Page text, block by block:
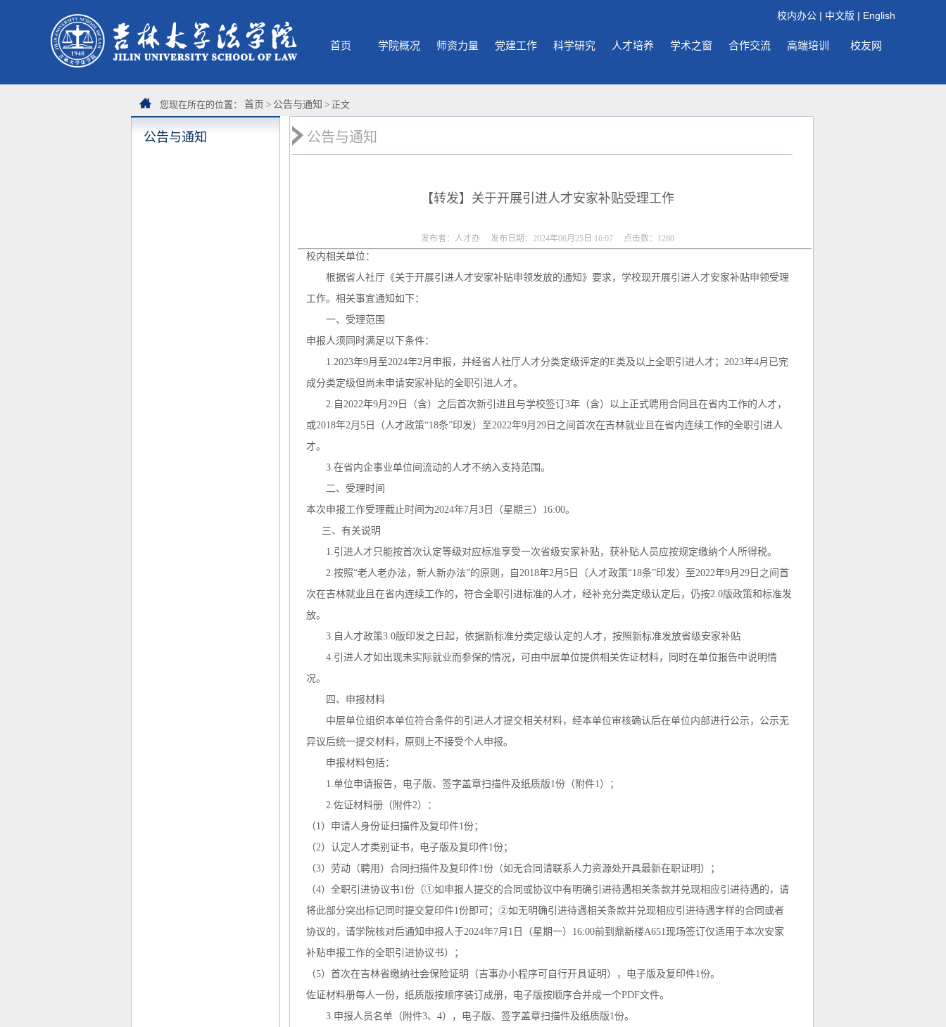
校内办公 | 中文版 | English
首页 学院概况 师资力量 党建工作 科学研究 人才培养 学术之窗 合作交流 高端培训 校友网
您现在所在的位置： 首页 > 公告与通知 > 正文
公告与通知 公告与通知
【转发】关于开展引进人才安家补贴受理工作
发布者：人才办 发布日期：2024年06月25日 16:07 点击数： 1280
校内相关单位：
根据省人社厅《关于开展引进人才安家补贴申领发放的通知》要求，学校现开展引进人才安家补贴申领受理
工作。相关事宜通知如下：
一、受理范围
申报人须同时满足以下条件：
1.2023年9月至2024年2月申报，并经省人社厅人才分类定级评定的E类及以上全职引进人才；2023年4月已完
成分类定级但尚未申请安家补贴的全职引进人才。
2.自2022年9月29日（含）之后首次新引进且与学校签订3年（含）以上正式聘用合同且在省内工作的人才，
或2018年2月5日（人才政策“18条”印发）至2022年9月29日之间首次在吉林就业且在省内连续工作的全职引进人
才。
3.在省内企事业单位间流动的人才不纳入支持范围。
二、受理时间
本次申报工作受理截止时间为2024年7月3日（星期三）16:00。
三、有关说明
1.引进人才只能按首次认定等级对应标准享受一次省级安家补贴，获补贴人员应按规定缴纳个人所得税。
2.按照“老人老办法，新人新办法”的原则，自2018年2月5日（人才政策“18条”印发）至2022年9月29日之间首
次在吉林就业且在省内连续工作的，符合全职引进标准的人才，经补充分类定级认定后，仍按2.0版政策和标准发
放。
3.自人才政策3.0版印发之日起，依据新标准分类定级认定的人才，按照新标准发放省级安家补贴
4.引进人才如出现未实际就业而参保的情况，可由中层单位提供相关佐证材料，同时在单位报告中说明情
况。
四、申报材料
中层单位组织本单位符合条件的引进人才提交相关材料，经本单位审核确认后在单位内部进行公示，公示无
异议后统一提交材料，原则上不接受个人申报。
申报材料包括：
1.单位申请报告，电子版、签字盖章扫描件及纸质版1份（附件1）；
2.佐证材料册（附件2）：
（1）申请人身份证扫描件及复印件1份；
（2）认定人才类别证书，电子版及复印件1份；
（3）劳动（聘用）合同扫描件及复印件1份（如无合同请联系人力资源处开具最新在职证明）；
（4）全职引进协议书1份（①如申报人提交的合同或协议中有明确引进待遇相关条款并兑现相应引进待遇的，请
将此部分突出标记同时提交复印件1份即可；②如无明确引进待遇相关条款并兑现相应引进待遇字样的合同或者
协议的，请学院核对后通知申报人于2024年7月1日（星期一）16:00前到鼎新楼A651现场签订仅适用于本次安家
补贴申报工作的全职引进协议书）；
（5）首次在吉林省缴纳社会保险证明（吉事办小程序可自行开具证明），电子版及复印件1份。
佐证材料册每人一份，纸质版按顺序装订成册，电子版按顺序合并成一个PDF文件。
3.申报人员名单（附件3、4），电子版、签字盖章扫描件及纸质版1份。